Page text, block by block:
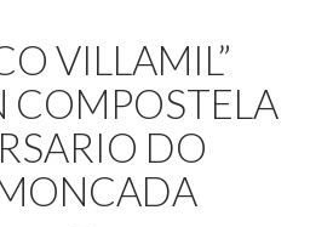
VILLAMIL”
COMPOSTELA
DO